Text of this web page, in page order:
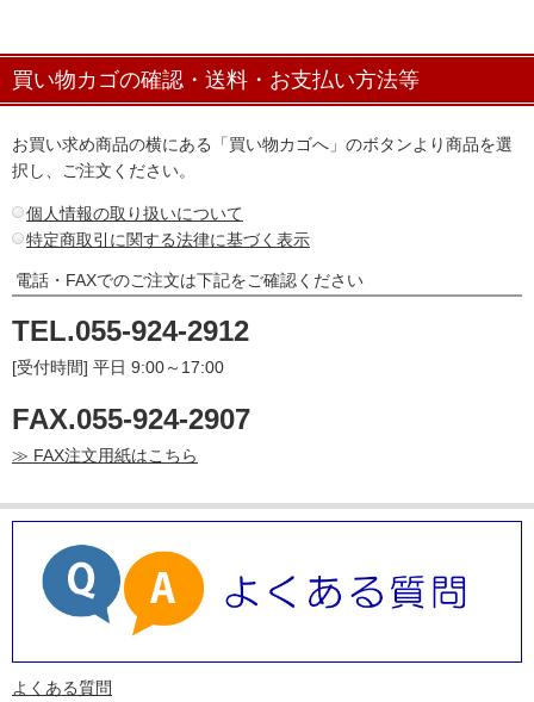
買い物カゴの確認・送料・お支払い方法等
お買い求め商品の横にある「買い物カゴへ」のボタンより商品を選
択し、ご注文ください。
個人情報の取り扱いについて
特定商取引に関する法律に基づく表示
電話・FAXでのご注文は下記をご確認ください
TEL.055-924-2912
[受付時間] 平日 9:00～17:00
FAX.055-924-2907
≫ FAX注文用紙はこちら
よくある質問